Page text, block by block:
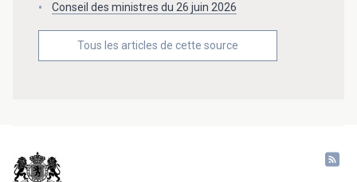
Conseil des ministres du 26 juin 2026
Tous les articles de cette source